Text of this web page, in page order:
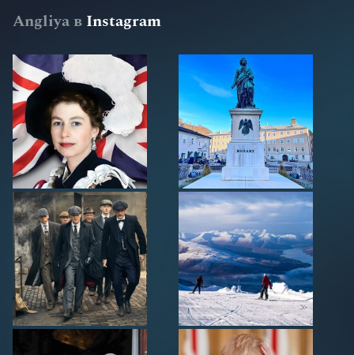
Angliya в Instagram